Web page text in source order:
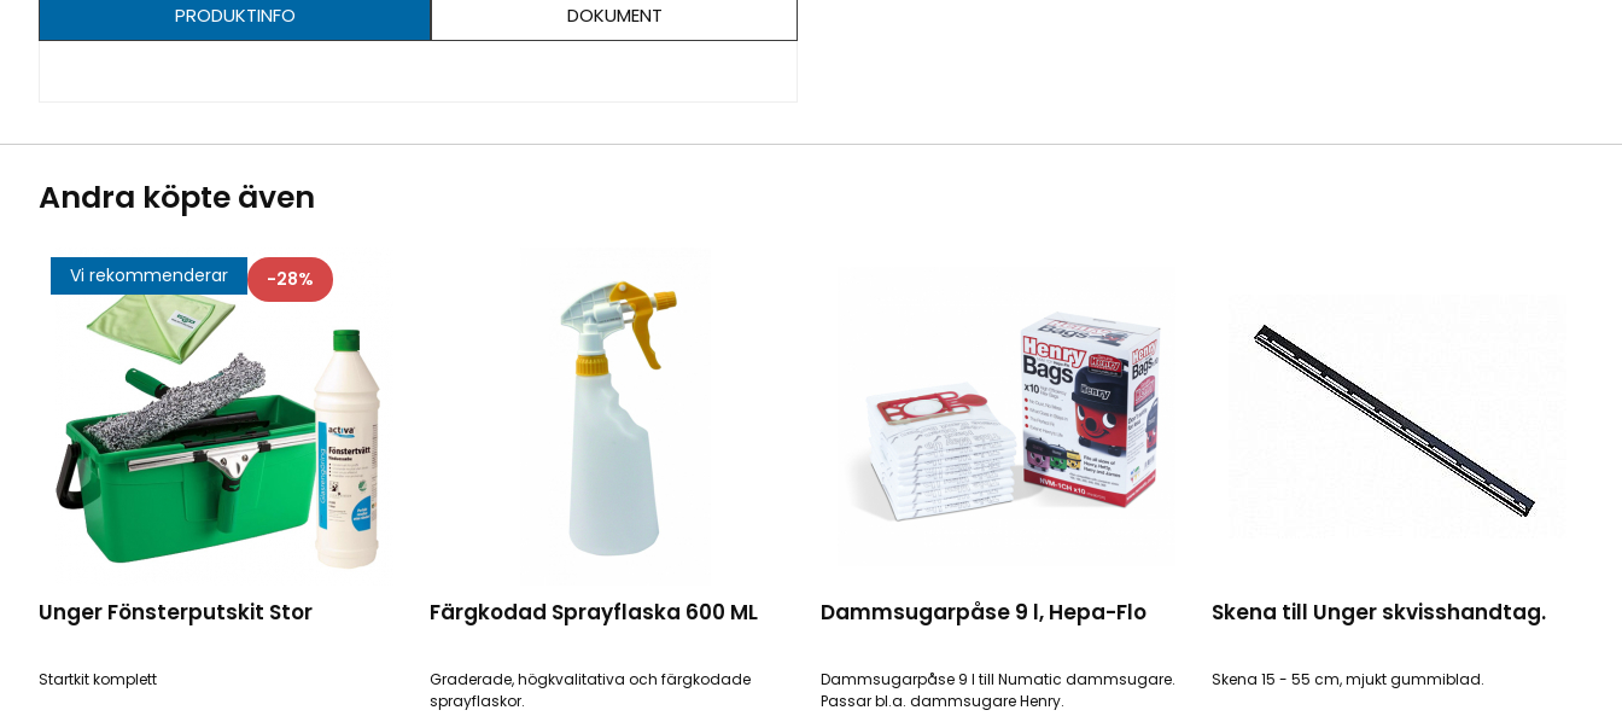
PRODUKTINFO DOKUMENT
Andra köpte även
Vi rekommenderar 28
Unger Fönsterputskit Stor
Startkit komplett
Färgkodad Sprayflaska 600 ML
Graderade, högkvalitativa och färgkodade
sprayflaskor.
Dammsugarpåse 9 l, Hepa-Flo
Dammsugarpåse 9 l till Numatic dammsugare.
Passar bl.a. dammsugare Henry.
Skena till Unger skvisshandtag.
Skena 15 - 55 cm, mjukt gummiblad.